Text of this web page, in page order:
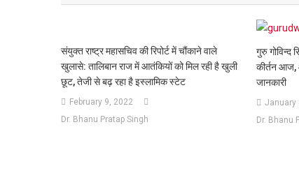
संयुक्त राष्ट्र महासचिव की रिपोर्ट में चौंकाने वाले
खुलासे: तालिबान राज में आतंकियों को मिल रही है खुली
छूट, तेजी से बढ़ रहा है इस्लामिक स्टेट
February 9, 2022
Dr. Bhanu Pratap Singh
गुरु गोविन्द
कीर्तन आज,
जानकारी
January
Dr. Bhanu